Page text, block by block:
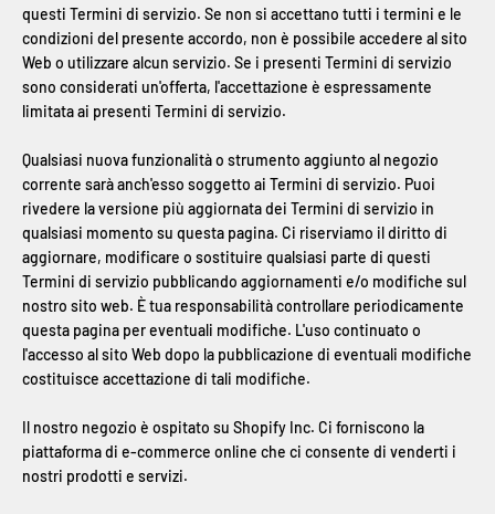
questi Termini di servizio. Se non si accettano tutti i termini e le
condizioni del presente accordo, non è possibile accedere al sito
Web o utilizzare alcun servizio. Se i presenti Termini di servizio
sono considerati un'offerta, l'accettazione è espressamente
limitata ai presenti Termini di servizio.
Qualsiasi nuova funzionalità o strumento aggiunto al negozio
corrente sarà anch'esso soggetto ai Termini di servizio. Puoi
rivedere la versione più aggiornata dei Termini di servizio in
qualsiasi momento su questa pagina. Ci riserviamo il diritto di
aggiornare, modificare o sostituire qualsiasi parte di questi
Termini di servizio pubblicando aggiornamenti e/o modifiche sul
nostro sito web. È tua responsabilità controllare periodicamente
questa pagina per eventuali modifiche. L'uso continuato o
l'accesso al sito Web dopo la pubblicazione di eventuali modifiche
costituisce accettazione di tali modifiche.
Il nostro negozio è ospitato su Shopify Inc. Ci forniscono la
piattaforma di e-commerce online che ci consente di venderti i
nostri prodotti e servizi.